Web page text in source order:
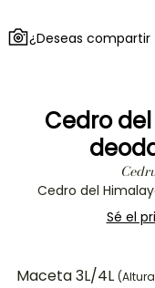
¿Deseas
Cedro
Cedro del
Sé el
Maceta 3L/4L